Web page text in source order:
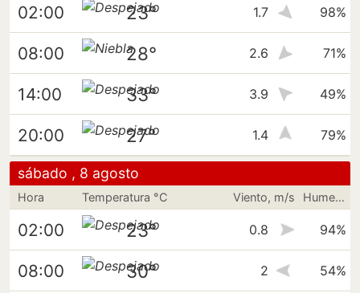
02:00 23° 1.7 98%
08:00 28° 2.6 71%
14:00 33° 3.9 49%
20:00 27° 1.4 79%
sábado , 8 agosto
Hora Temperatura °C Viento, m/s Humedad
02:00 23° 0.8 94%
08:00 30° 2 54%